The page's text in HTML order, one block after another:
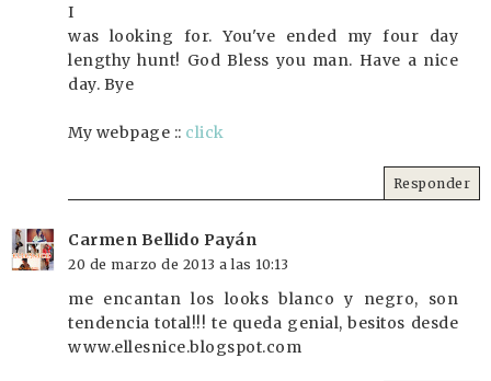
I
was looking for. You've ended my four day
lengthy hunt! God Bless you man. Have a nice
day. Bye
My webpage :: click
Responder
Carmen Bellido Payán
20 de marzo de 2013 a las 10:13
me encantan los looks blanco y negro, son
tendencia total!!! te queda genial, besitos desde
www.ellesnice.blogspot.com